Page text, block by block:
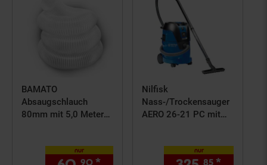
BAMATO
Absaugschlauch
80mm mit 5,0 Meter
nur
90
Nilfisk
Nass-/Trockensauger
AERO 26-21 PC mit
nur
85